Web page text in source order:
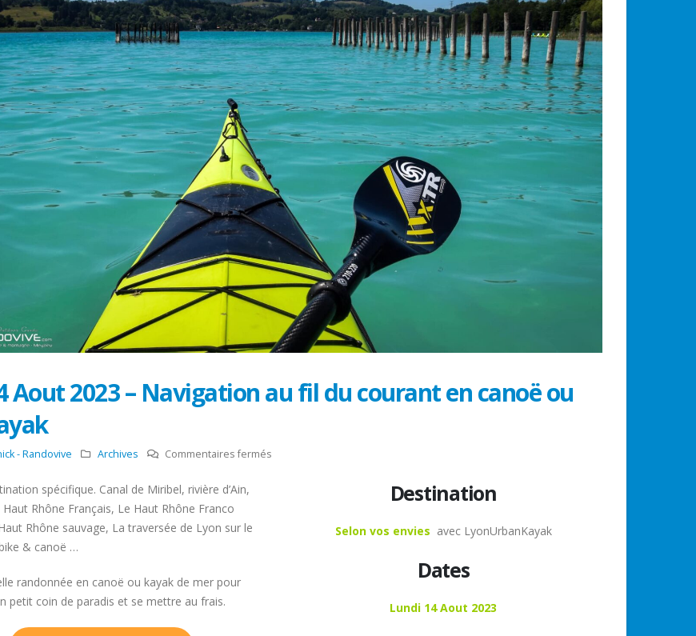
Aout 2023 – Navigation au fil du courant en canoë ou
- Randovive Archives Commentaires ferméssur
spécifique. Canal de Miribel, rivière d’Ain,
Haut Rhône Français, Le Haut Rhône Franco
Rhône sauvage, La traversée de Lyon sur le
& canoë …
randonnée en canoë ou kayak de mer pour
petit coin de paradis et se mettre au frais.
Destination
Selon vos envies avec LyonUrbanKayak
Dates
Lundi 14 Aout 2023